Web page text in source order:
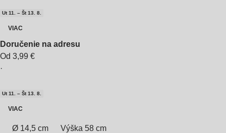
Ut 11. – Št 13. 8.
VIAC
Doručenie na adresu
Od 3,99 €
·
Ut 11. – Št 13. 8.
VIAC
Ø 14,5 cm Výška 58 cm